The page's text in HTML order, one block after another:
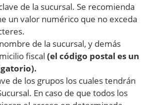
de la sucursal. Se recomienda
un valor numérico que no exceda
de la sucursal, y demás
fiscal (el código postal es un
de los grupos los cuales tendrán
En caso de que todos los